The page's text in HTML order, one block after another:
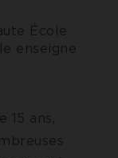
École
enseigne
15 ans,